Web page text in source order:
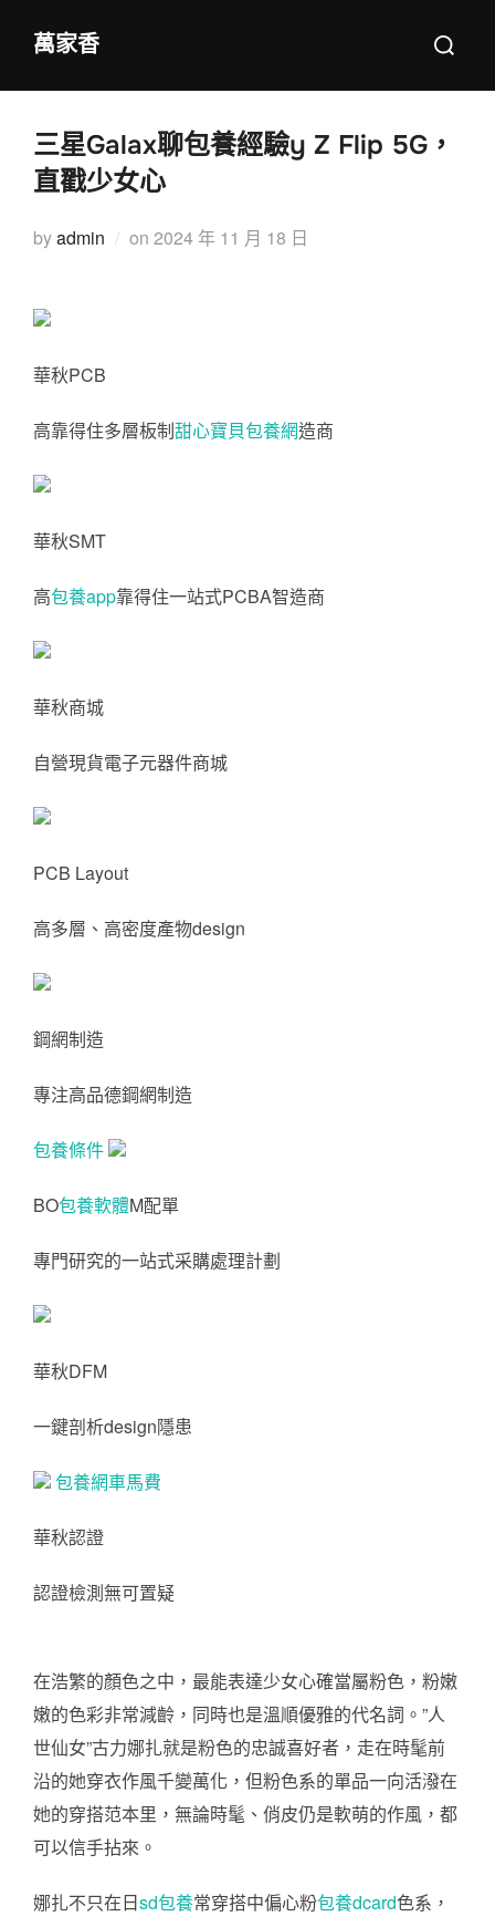
萬家香
Search
三星Galax聊包養經驗y Z Flip 5G，
直戳少女心
byadmin on Posted
2024 年 11 月 18 日
華秋PCB
高靠得住多層板制甜心寶貝包養網造商
華秋SMT
高包養app靠得住一站式PCBA智造商
華秋商城
自營現貨電子元器件商城
PCB Layout
高多層、高密度產物design
鋼網制造
專注高品德鋼網制造
包養條件
BO包養軟體M配單
專門研究的一站式采購處理計劃
華秋DFM
一鍵剖析design隱患
包養網車馬費
華秋認證
認證檢測無可置疑
在浩繁的顏色之中，最能表達少女心確當屬粉色，粉嫩
嫩的色彩非常減齡，同時也是溫順優雅的代名詞。”人
世仙女”古力娜扎就是粉色的忠誠喜好者，走在時髦前
沿的她穿衣作風千變萬化，但粉色系的單品一向活潑在
她的穿搭范本里，無論時髦、俏皮仍是軟萌的作風，都
可以信手拈來。
娜扎不只在日sd包養常穿搭中偏心粉包養dcard色系，